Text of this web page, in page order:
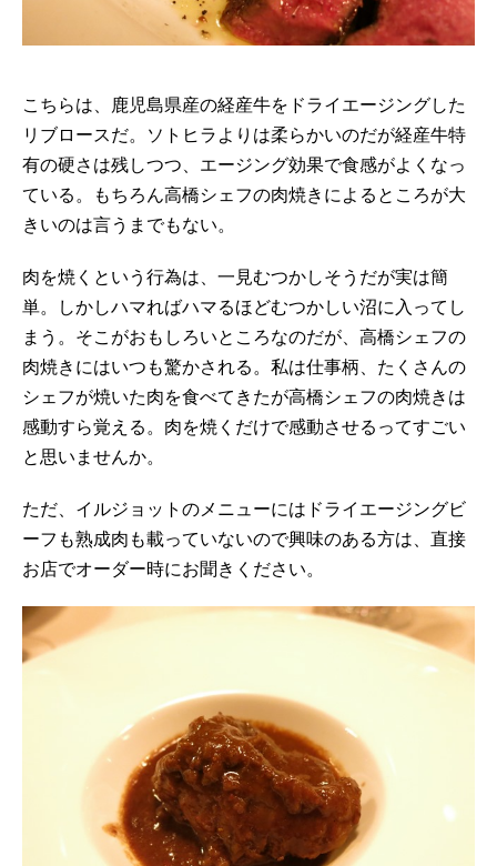
こちらは、鹿児島県産の経産牛をドライエージングした
リブロースだ。ソトヒラよりは柔らかいのだが経産牛特
有の硬さは残しつつ、エージング効果で食感がよくなっ
ている。もちろん高橋シェフの肉焼きによるところが大
きいのは言うまでもない。
肉を焼くという行為は、一見むつかしそうだが実は簡
単。しかしハマればハマるほどむつかしい沼に入ってし
まう。そこがおもしろいところなのだが、高橋シェフの
肉焼きにはいつも驚かされる。私は仕事柄、たくさんの
シェフが焼いた肉を食べてきたが高橋シェフの肉焼きは
感動すら覚える。肉を焼くだけで感動させるってすごい
と思いませんか。
ただ、イルジョットのメニューにはドライエージングビ
ーフも熟成肉も載っていないので興味のある方は、直接
お店でオーダー時にお聞きください。